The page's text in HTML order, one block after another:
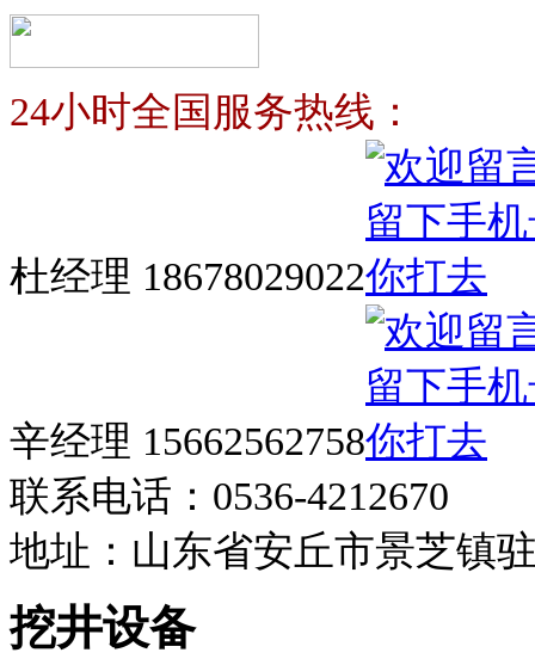
24小时全国服务热线：
杜经理 18678029022
辛经理 15662562758
联系电话：0536-4212670
地址：山东省安丘市景芝镇
挖井设备